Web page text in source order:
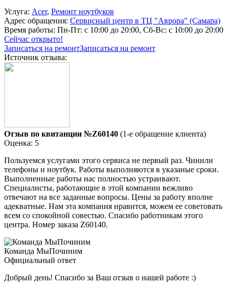
Услуга: Acer, Ремонт ноутбуков
Адрес обращения: Сервисный центр в ТЦ "Аврора" (Самара)
Время работы: Пн-Пт: с 10:00 до 20:00, Сб-Вс: с 10:00 до 20:00
Сейчас открыто!
Записаться на ремонтЗаписаться на ремонт
Источник отзыва:
Отзыв по квитанции №Z60140 (1-е обращение клиента)
Оценка: 5
Пользуемся услугами этого сервиса не первый раз. Чинили
телефоны и ноутбук. Работы выполняются в указаные сроки.
Выполненные работы нас полностью устраивают.
Специалисты, работающие в этой компании вежливо
отвечают на все заданные вопросы. Цены за работу вполне
адекватные. Нам эта компания нравится, можем ее советовать
всем со спокойной совестью. Спасибо работникам этого
центра. Номер заказа Z60140.
Команда МыПочиним
Официальный ответ
Добрый день! Спасибо за Ваш отзыв о нашей работе :)